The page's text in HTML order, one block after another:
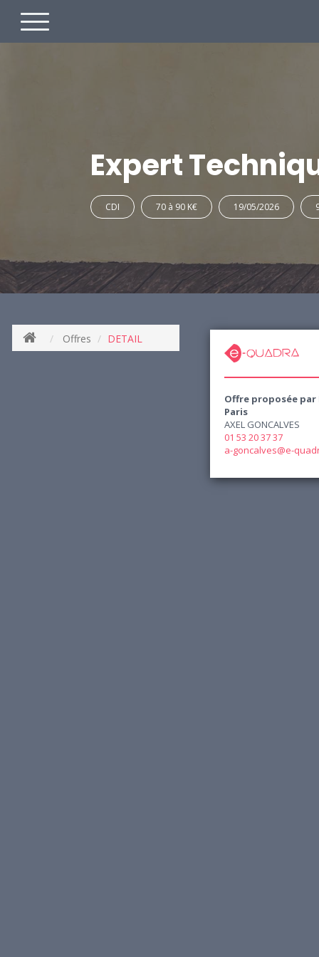
Expert
CDI 70 à 90 K€ 19/05/2026
Offres DETAIL
Offre proposée par
Paris
AXEL GONCALVES
01 53 20 37 37
a-goncalves@e-